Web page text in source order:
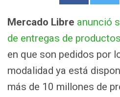
Mercado Libre anunció
de entregas de productos
en que son pedidos por
modalidad ya está
más de 10 millones de